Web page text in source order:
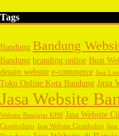
Tags
Bandung Bandung
Bandung branding online Buat
desain website e-commerce Jasa
Toko Online Kota Bandung Jasa
Jasa Website
Website Batujajar KBB Jasa Website
Ciumbuleuit Jasa Website Ciumbuluit